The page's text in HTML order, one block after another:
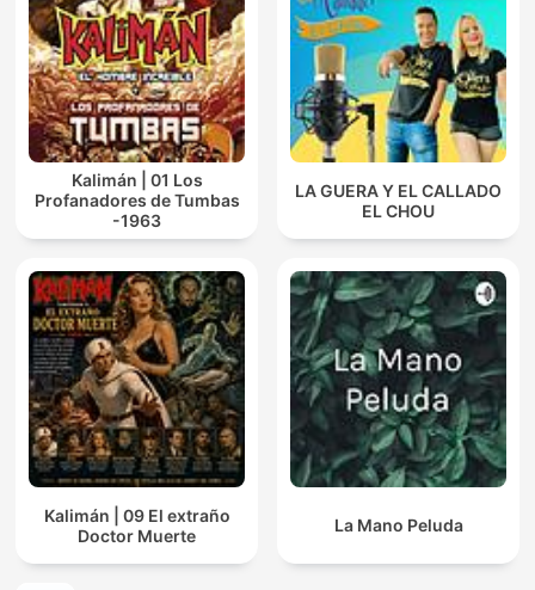
Kalimán | 01 Los
Profanadores de Tumbas
-1963
LA GUERA Y EL CALLADO
EL CHOU
Kalimán | 09 El extraño
Doctor Muerte
La Mano Peluda